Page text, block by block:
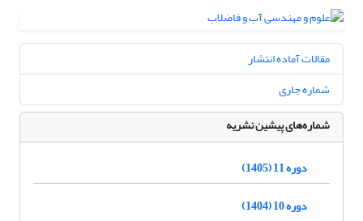
مقالات آماده انتشار
شماره جاری
شماره‌های پیشین نشریه
دوره 11 (1405)
دوره 10 (1404)